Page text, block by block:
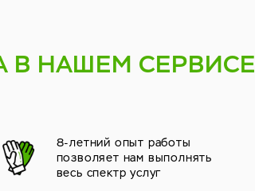
В НАШЕМ СЕРВИСЕ
8-летний опыт работы
позволяет нам выполнять
весь спектр услуг